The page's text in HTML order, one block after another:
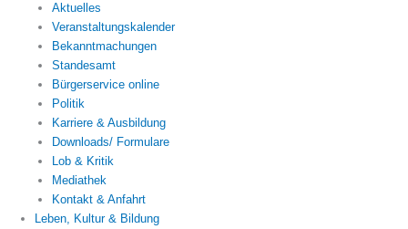
Aktuelles
Veranstaltungskalender
Bekanntmachungen
Standesamt
Bürgerservice online
Politik
Karriere & Ausbildung
Downloads/ Formulare
Lob & Kritik
Mediathek
Kontakt & Anfahrt
Leben, Kultur & Bildung